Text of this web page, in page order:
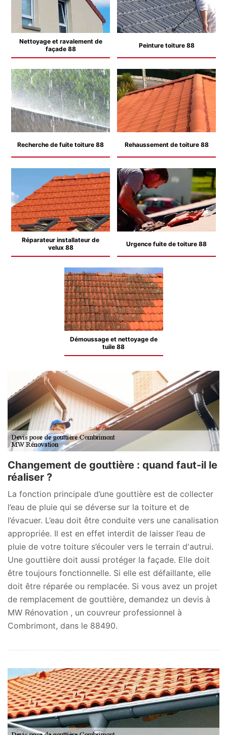
Nettoyage et ravalement de
façade 88
Peinture toiture 88
Recherche de fuite toiture 88 Rehaussement de toiture 88
Réparateur installateur de
velux 88
Urgence fuite de toiture 88
Démoussage et nettoyage de
tuile 88
Changement de gouttière : quand faut-il le
réaliser ?
La fonction principale d’une gouttière est de collecter
l’eau de pluie qui se déverse sur la toiture et de
l’évacuer. L’eau doit être conduite vers une canalisation
appropriée. Il est en effet interdit de laisser l’eau de
pluie de votre toiture s’écouler vers le terrain d'autrui.
Une gouttière doit aussi protéger la façade. Elle doit
être toujours fonctionnelle. Si elle est défaillante, elle
doit être réparée ou remplacée. Si vous avez un projet
de remplacement de gouttière, demandez un devis à
MW Rénovation , un couvreur professionnel à
Combrimont, dans le 88490.